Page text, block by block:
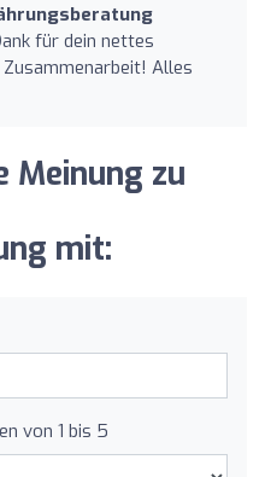
für dein nettes
Alles
Meinung zu
mit:
von 1 bis 5